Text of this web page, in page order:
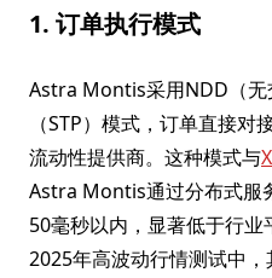
1. 订单执行模式
Astra Montis采用NDD（无
（STP）模式，订单直接
流动性提供商。这种模式与
Astra Montis通过分布式服
50毫秒以内，显著低于行
2025年高波动行情测试中